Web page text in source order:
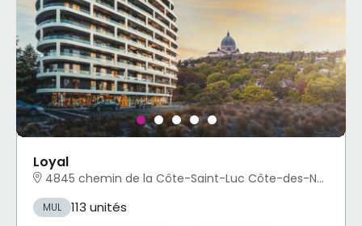
Loyal
4845 chemin de la Côte-Saint-Luc Côte-des-Neiges - Notre-Dame-de-Grâce, Montréal, QC
MUL 113 unités